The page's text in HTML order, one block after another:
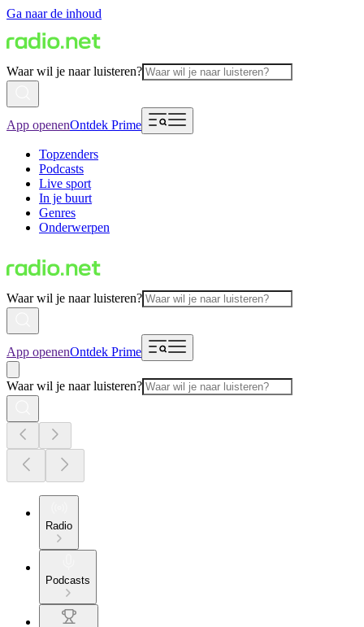
Ga naar de inhoud
Waar wil je naar luisteren?
App openenOntdek Prime
Topzenders
Podcasts
Live sport
In je buurt
Genres
Onderwerpen
Waar wil je naar luisteren?
App openenOntdek Prime
Waar wil je naar luisteren?
Radio
Podcasts